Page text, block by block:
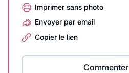
Imprimer sans photo
Envoyer par email
Copier le lien
Commenter